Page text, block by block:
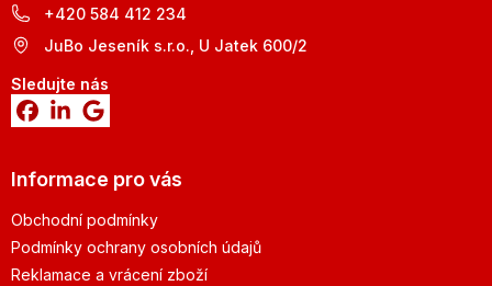
+420 584 412 234
JuBo Jeseník s.r.o., U Jatek 600/2
Sledujte nás
Informace pro vás
Obchodní podmínky
Podmínky ochrany osobních údajů
Reklamace a vrácení zboží